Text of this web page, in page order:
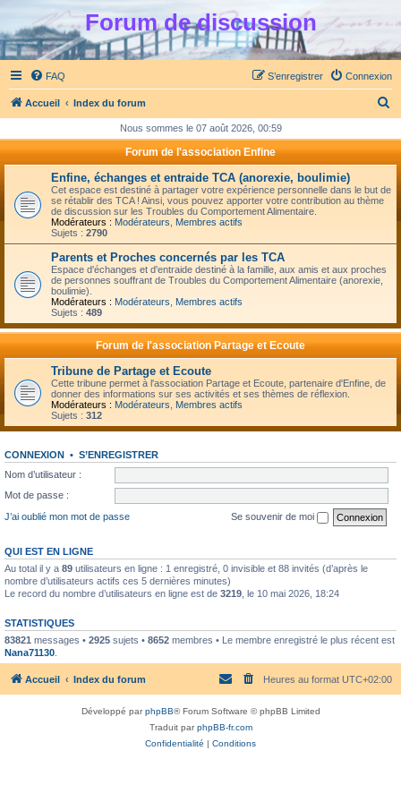
Forum de discussion
FAQ Connexion
S’enregistrer
Accueil Index du forum
h
Nous sommes le 07 août 2026, 00:59
Forum de l'association Enfine
Enfine, échanges et entraide TCA (anorexie, boulimie)
Cet espace est destiné à partager votre expérience personnelle dans le but de
se rétablir des TCA ! Ainsi, vous pouvez apporter votre contribution au thème
de discussion sur les Troubles du Comportement Alimentaire.
Modérateurs : Modérateurs
Membres actifs
Sujets : 2790
Parents et Proches concernés par les TCA
Espace d'échanges et d'entraide destiné à la famille, aux amis et aux proches
de personnes souffrant de Troubles du Comportement Alimentaire (anorexie,
boulimie).
Modérateurs : Modérateurs
Membres actifs
Sujets : 489
Forum de l'association Partage et Ecoute
Tribune de Partage et Ecoute
Cette tribune permet à l'association Partage et Ecoute, partenaire d'Enfine, de
donner des informations sur ses activités et ses thèmes de réflexion.
Modérateurs : Modérateurs
Membres actifs
Sujets : 312
CONNEXION • S’ENREGISTRER
Nom d’utilisateur :
Mot de passe :
J’ai oublié mon mot de passe
Se souvenir de moi
QUI EST EN LIGNE
Au total il y a 89 utilisateurs en ligne : 1 enregistré, 0 invisible et 88 invités (d’après le
nombre d’utilisateurs actifs ces 5 dernières minutes)
Le record du nombre d’utilisateurs en ligne est de 3219 , le 10 mai 2026, 18:24
STATISTIQUES
83821 messages • 2925 sujets • 8652 membres • Le membre enregistré le plus récent est
Nana71130
Accueil Index du forum Heures au format UTC+02:00
Développé parphpBB® Forum Software © phpBB Limited
Traduit parphpBB-fr.com
Confidentialité | Conditions